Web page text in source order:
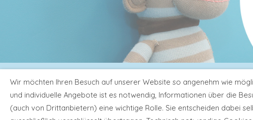
Neubruch 1 •
Telefon:
Wir möchten Ihren Besuch auf unserer Website so angenehm wie
und individuelle Angebote ist es notwendig, Informationen über die
(auch von Drittanbietern) eine wichtige Rolle. Sie entscheiden dabei